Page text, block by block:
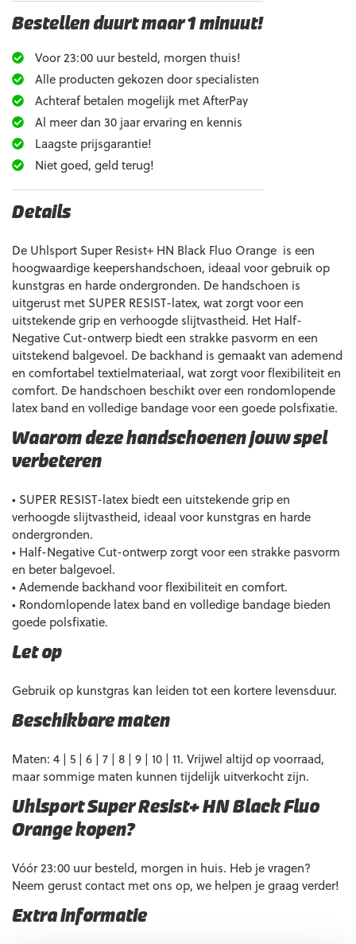
Bestellen duurt maar 1 minuut!
Voor 23:00 uur besteld, morgen thuis!
Alle producten gekozen door specialisten
Achteraf betalen mogelijk met AfterPay
Al meer dan 30 jaar ervaring en kennis
Laagste prijsgarantie!
Niet goed, geld terug!
Extra informatie
Details
De Uhlsport Super Resist+ HN Black Fluo Orange is een
hoogwaardige keepershandschoen, ideaal voor gebruik op
kunstgras en harde ondergronden. De handschoen is
uitgerust met SUPER RESIST-latex, wat zorgt voor een
uitstekende grip en verhoogde slijtvastheid. Het Half-
Negative Cut-ontwerp biedt een strakke pasvorm en een
uitstekend balgevoel. De backhand is gemaakt van ademend
en comfortabel textielmateriaal, wat zorgt voor flexibiliteit en
comfort. De handschoen beschikt over een rondomlopende
latex band en volledige bandage voor een goede polsfixatie.
Waarom deze handschoenen jouw spel
verbeteren
• SUPER RESIST-latex biedt een uitstekende grip en
verhoogde slijtvastheid, ideaal voor kunstgras en harde
ondergronden.
• Half-Negative Cut-ontwerp zorgt voor een strakke pasvorm
en beter balgevoel.
• Ademende backhand voor flexibiliteit en comfort.
• Rondomlopende latex band en volledige bandage bieden
goede polsfixatie.
Let op
Gebruik op kunstgras kan leiden tot een kortere levensduur.
Beschikbare maten
Maten: 4 | 5 | 6 | 7 | 8 | 9 | 10 | 11. Vrijwel altijd op voorraad,
maar sommige maten kunnen tijdelijk uitverkocht zijn.
Uhlsport Super Resist+ HN Black Fluo
Orange kopen?
Vóór 23:00 uur besteld, morgen in huis. Heb je vragen?
Neem gerust contact met ons op, we helpen je graag verder!